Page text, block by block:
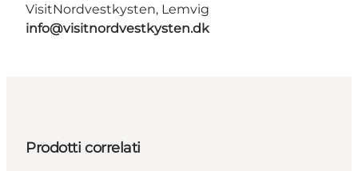
VisitNordvestkysten, Lemvig
info@visitnordvestkysten.dk
Prodotti correlati